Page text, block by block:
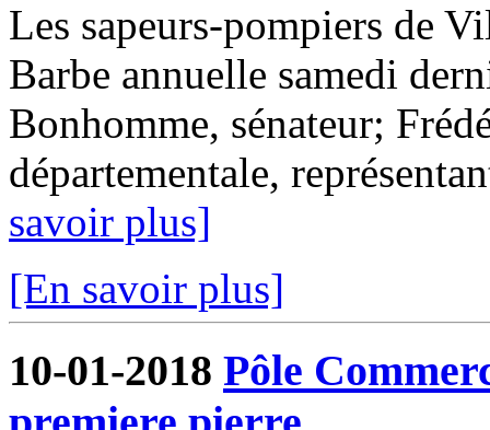
Les sapeurs-pompiers de
Barbe annuelle samedi
Bonhomme, sénateur;
départementale,
savoir plus]
[En savoir plus]
10-01-2018 Pôle